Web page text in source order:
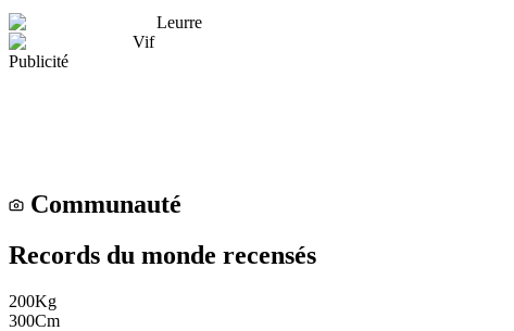
Leurre
Vif
Publicité
Communauté
Records du monde recensés
200Kg
300Cm